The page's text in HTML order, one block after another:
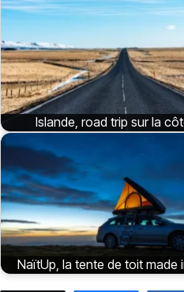
Islande, road trip sur la
NaïtUp, la tente de toit made